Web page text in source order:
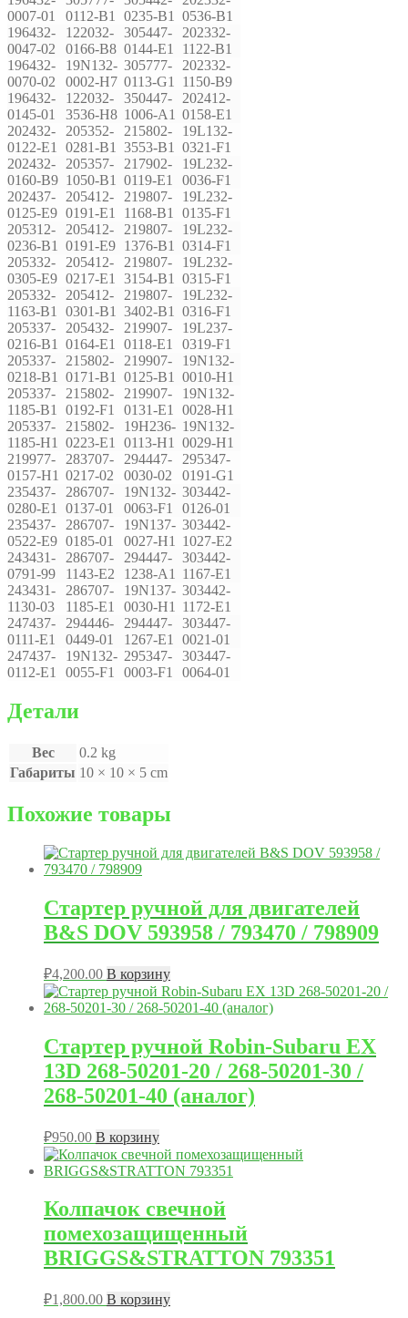
0007-01
0112-B1
0235-B1
0536-B1
196432-
0047-02
122032-
0166-B8
305447-
0144-E1
202332-
1122-B1
196432-
0070-02
19N132-
0002-H7
305777-
0113-G1
202332-
1150-B9
196432-
0145-01
122032-
3536-H8
350447-
1006-A1
202412-
0158-E1
202432-
0122-E1
205352-
0281-B1
215802-
3553-B1
19L132-
0321-F1
202432-
0160-B9
205357-
1050-B1
217902-
0119-E1
19L232-
0036-F1
202437-
0125-E9
205412-
0191-E1
219807-
1168-B1
19L232-
0135-F1
205312-
0236-B1
205412-
0191-E9
219807-
1376-B1
19L232-
0314-F1
205332-
0305-E9
205412-
0217-E1
219807-
3154-B1
19L232-
0315-F1
205332-
1163-B1
205412-
0301-B1
219807-
3402-B1
19L232-
0316-F1
205337-
0216-B1
205432-
0164-E1
219907-
0118-E1
19L237-
0319-F1
205337-
0218-B1
215802-
0171-B1
219907-
0125-B1
19N132-
0010-H1
205337-
1185-B1
215802-
0192-F1
219907-
0131-E1
19N132-
0028-H1
205337-
1185-H1
215802-
0223-E1
19H236-
0113-H1
19N132-
0029-H1
219977-
0157-H1
283707-
0217-02
294447-
0030-02
295347-
0191-G1
235437-
0280-E1
286707-
0137-01
19N132-
0063-F1
303442-
0126-01
235437-
0522-E9
286707-
0185-01
19N137-
0027-H1
303442-
1027-E2
243431-
0791-99
286707-
1143-E2
294447-
1238-A1
303442-
1167-E1
243431-
1130-03
286707-
1185-E1
19N137-
0030-H1
303442-
1172-E1
247437-
0111-E1
294446-
0449-01
294447-
1267-E1
303447-
0021-01
247437-
0112-E1
19N132-
0055-F1
295347-
0003-F1
303447-
0064-01
Детали
Вес
0.2 kg
Габариты 10 × 10 × 5 cm
Похожие товары
Стартер ручной для двигателей
B&S DOV 593958 / 793470 / 798909
₽4,200.00 В корзину
Стартер ручной Robin-Subaru EX
13D 268-50201-20 / 268-50201-30 /
268-50201-40 (аналог)
₽950.00 В корзину
Колпачок свечной
помехозащищенный
BRIGGS&STRATTON 793351
₽1,800.00 В корзину